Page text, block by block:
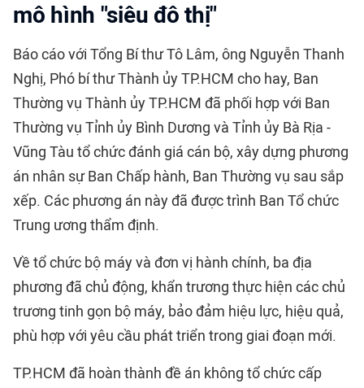
mô hình "siêu đô thị"
Báo cáo với Tổng Bí thư Tô Lâm, ông Nguyễn Thanh
Nghị, Phó bí thư Thành ủy TP.HCM cho hay, Ban
Thường vụ Thành ủy TP.HCM đã phối hợp với Ban
Thường vụ Tỉnh ủy Bình Dương và Tỉnh ủy Bà Rịa -
Vũng Tàu tổ chức đánh giá cán bộ, xây dựng phương
án nhân sự Ban Chấp hành, Ban Thường vụ sau sắp
xếp. Các phương án này đã được trình Ban Tổ chức
Trung ương thẩm định.
Về tổ chức bộ máy và đơn vị hành chính, ba địa
phương đã chủ động, khẩn trương thực hiện các chủ
trương tinh gọn bộ máy, bảo đảm hiệu lực, hiệu quả,
phù hợp với yêu cầu phát triển trong giai đoạn mới.
TP.HCM đã hoàn thành đề án không tổ chức cấp